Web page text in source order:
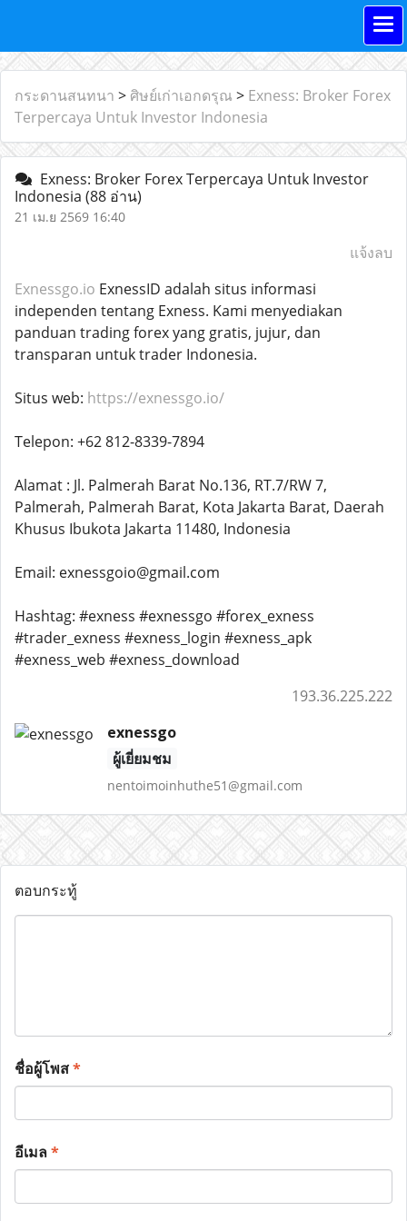
กระดานสนทนา > ศิษย์เก่าเอกดรุณ > Exness: Broker Forex
Terpercaya Untuk Investor Indonesia
Exness: Broker Forex Terpercaya Untuk Investor
Indonesia (88 อ่าน)
21 เม.ย 2569 16:40
แจ้งลบ
Exnessgo.io ExnessID adalah situs informasi
independen tentang Exness. Kami menyediakan
panduan trading forex yang gratis, jujur, dan
transparan untuk trader Indonesia.
Situs web: https://exnessgo.io/
Telepon: +62 812-8339-7894
Alamat : Jl. Palmerah Barat No.136, RT.7/RW 7,
Palmerah, Palmerah Barat, Kota Jakarta Barat, Daerah
Khusus Ibukota Jakarta 11480, Indonesia
Email: exnessgoio@gmail.com
Hashtag: #exness #exnessgo #forex_exness
#trader_exness #exness_login #exness_apk
#exness_web #exness_download
193.36.225.222
exnessgo
ผู้เยี่ยมชม
nentoimoinhuthe51@gmail.com
ตอบกระทู้
ชื่อผู้โพส*
อีเมล*